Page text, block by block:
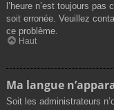
l’heure n’est toujours
soit erronée. Veuillez
ce problème.
Haut
Ma langue
Soit les administrateurs